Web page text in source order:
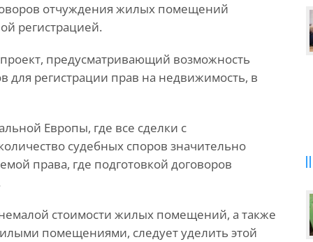
отчуждения жилых помещений
регистрацией.
предусматривающий возможность
для регистрации прав на недвижимость, в
Европы, где все сделки с
судебных споров значительно
права, где подготовкой договоров
стоимости жилых помещений, а также
помещениями, следует уделить этой